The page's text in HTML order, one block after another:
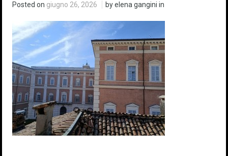
Posted on giugno 26, 2026 by elena gangini in